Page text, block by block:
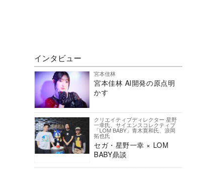
インタビュー
宮本佳林
宮本佳林 AI開発の原点明
かす
クリエイティブディレクター 星野
一幸氏、サイエンスコレクティブ
「LOM BABY」青木寛和氏、浪岡
拓也氏
セガ・星野一幸 × LOM
BABY鼎談